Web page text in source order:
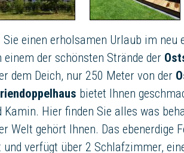
Sie einen erholsamen Urlaub im
einem der schönsten Strände der
dem Deich, nur 250 Meter von der
bietet Ihnen
Kamin. Hier finden Sie alles was
Welt gehört Ihnen. Das ebenerdige
verfügt über 2 Schlafzimmer,